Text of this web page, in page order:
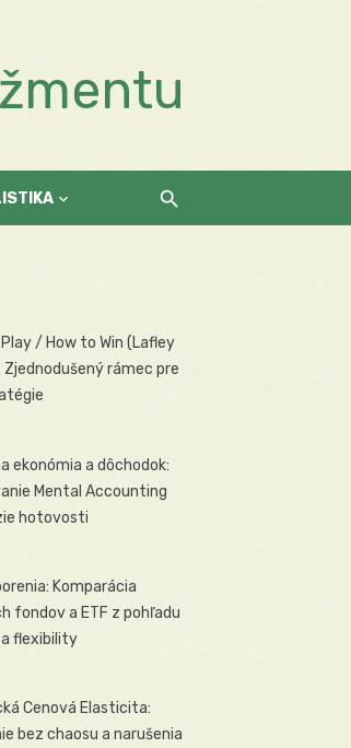
/ How to Win (Lafley
Zjednodušený rámec pre
ekonómia a dôchodok:
Mental Accounting
hotovosti
Komparácia
fondov a ETF z pohľadu
flexibility
Cenová Elasticita:
bez chaosu a narušenia